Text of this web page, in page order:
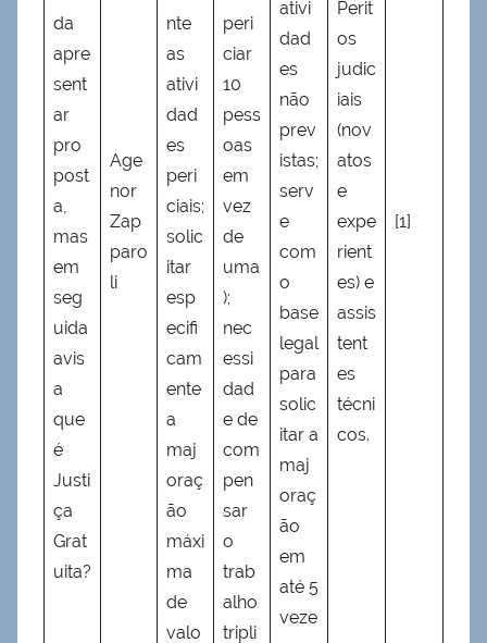
da
apre
sent
ar
pro
post
a,
mas
em
seg
uida
avis
a
que
é
Justi
ça
Grat
uita?
Age
nor
Zap
paro
li
nte
as
ativi
dad
es
peri
ciais;
solic
itar
esp
ecifi
cam
ente
a
maj
oraç
ão
máxi
ma
de
valo
peri
ciar
10
pess
oas
em
vez
de
uma
);
nec
essi
dad
e de
com
pen
sar
o
trab
alho
tripli
ativi
dad
es
não
prev
istas;
serv
e
com
o
base
legal
para
solic
itar a
maj
oraç
ão
em
até 5
veze
Perit
os
judic
iais
(nov
atos
e
expe
rient
es) e
assis
tent
es
técni
cos.
[1]